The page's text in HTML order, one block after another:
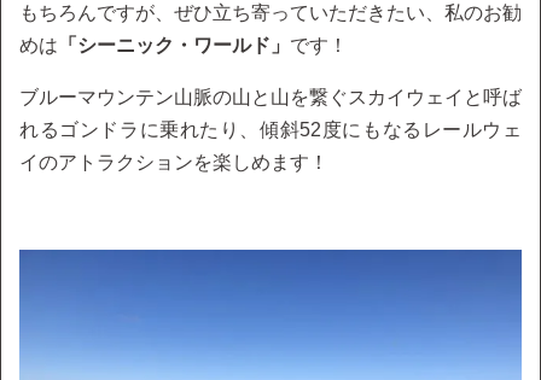
もちろんですが、ぜひ立ち寄っていただきたい、私のお勧
めは 「シーニック・ワールド」 です！
ブルーマウンテン山脈の山と山を繋ぐスカイウェイと呼ば
れるゴンドラに乗れたり、傾斜52度にもなるレールウェ
イのアトラクションを楽しめます！